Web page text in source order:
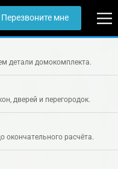
Перезвоните мне
детали домокомплекта.
дверей и перегородок.
окончательного расчёта.